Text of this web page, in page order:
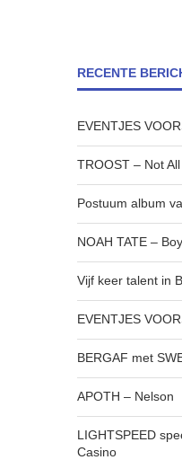
RECENTE
EVENTJES
TROOST – Not
Postuum album
NOAH TATE –
Vijf keer talent in
EVENTJES
BERGAF met
APOTH – Nelson
LIGHTSPEED
Casino